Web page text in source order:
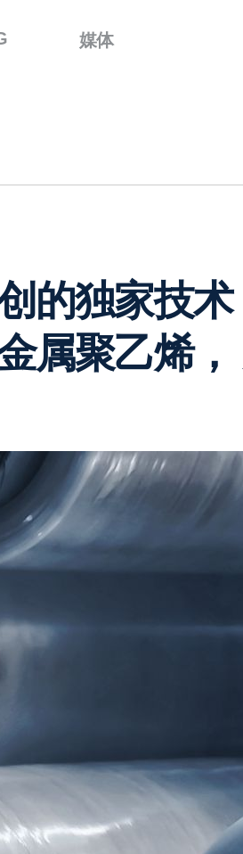
媒体
的独家技术
属聚乙烯，